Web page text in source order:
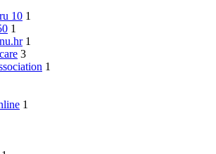
10 1
1
1
3
1
1